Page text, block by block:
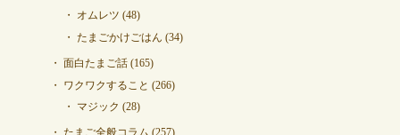
オムレツ (48)
たまごかけごはん (34)
面白たまご話(165)
ワクワクすること (266)
マジック (28)
たまご全般コラム (257)